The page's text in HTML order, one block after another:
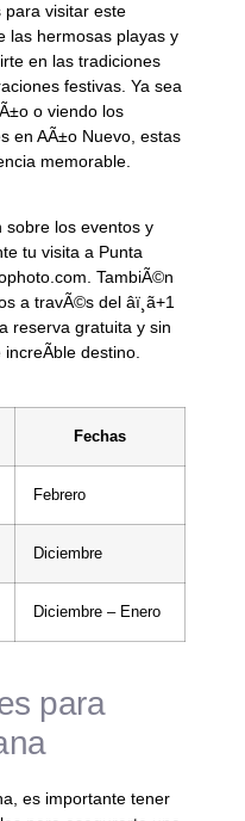
para visitar este
las hermosas playas y
en las tradiciones
festivas. Ya sea
o viendo los
en AÃ±o Nuevo, estas
memorable.
sobre los eventos y
tu visita a Punta
TambiÃ©n
del âï¸ã+1
reserva gratuita y sin
destino.
Fechas
Febrero
Diciembre
Diciembre – Enero
para
es importante tener